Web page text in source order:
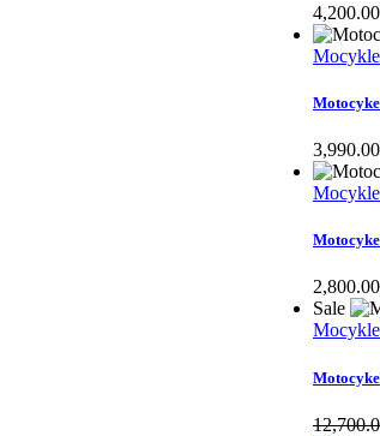
4,200.00
3,990.00
2,800.00
Sale